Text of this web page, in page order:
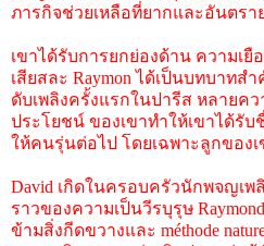
ภารกิจช่วยเหลือที่ยากและอันตรา
เขาได้รับการยกย่องด้าน ความเ
เสียสละ Raymon ได้เป็นบทบาท
ดับเพลิงครั้งแรกในปารีส หลายค
ประโยชน์ ของเขาทำให้เขาได้รับ
ให้คนรุ่นต่อไป โดยเฉพาะลูกของเ
David เกิดในครอบครัวนักพจญเพ
ราวของความเป็นวีรบุรุษ
ข้ามสิ่งกีดขวางและ méthode